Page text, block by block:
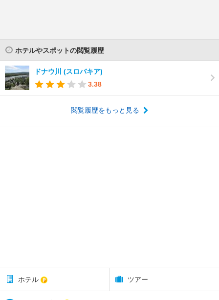
ホテルやスポットの閲覧履歴
ドナウ川 (スロバキア)
3.38
閲覧履歴をもっと見る
ホテル ツアー